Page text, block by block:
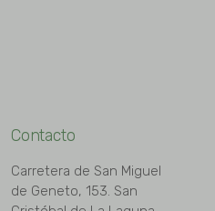
Contacto
Carretera de San Miguel
de Geneto, 153. San